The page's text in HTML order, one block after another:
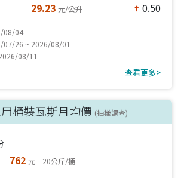
29.23 元/公升 north 0.50
08/04
07/26 ~ 2026/08/01
08/11
查看更多>
桶裝瓦斯月均價 (抽樣調查)
762 元 20公斤/桶